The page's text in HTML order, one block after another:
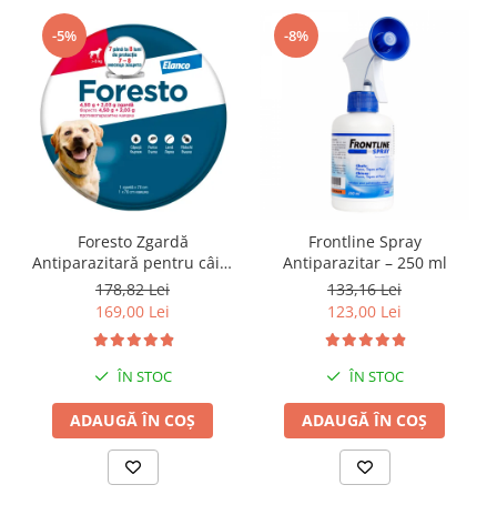
-5%
Foresto Zgardă
Antiparazitară pentru câini
peste 8 kg – 70 cm
178,82 Lei
169,00 Lei
ÎN STOC
ADAUGĂ ÎN COȘ
-8%
Frontline Spray
Antiparazitar – 250 ml
133,16 Lei
123,00 Lei
ÎN STOC
ADAUGĂ ÎN COȘ